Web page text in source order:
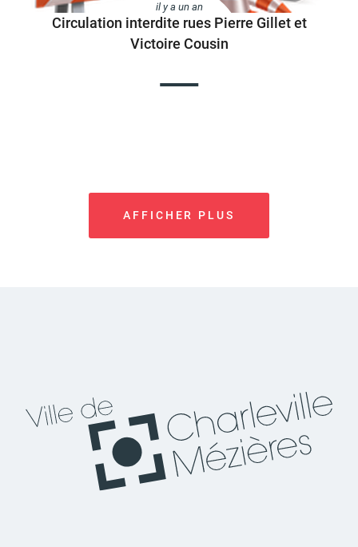
il y a un an
Circulation interdite rues Pierre Gillet et
Victoire Cousin
AFFICHER PLUS